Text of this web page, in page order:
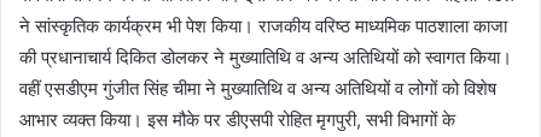
ने सांस्कृतिक कार्यक्रम भी पेश किया। राजकीय वरिष्ठ माध्यमिक पाठशाला काजा
की प्रधानाचार्य दिकित डोलकर ने मुख्यातिथि व अन्य अतिथियों को स्वागत किया।
वहीं एसडीएम गुंजीत सिंह चीमा ने मुख्यातिथि व अन्य अतिथियों व लोगों को विशेष
आभार व्यक्त किया। इस मौके पर डीएसपी रोहित मृगपुरी, सभी विभागों के